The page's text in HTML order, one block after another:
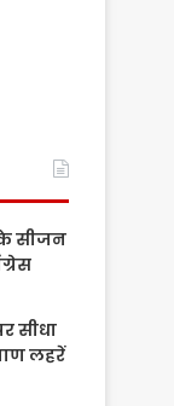
सीजन
सीधा
लहरें